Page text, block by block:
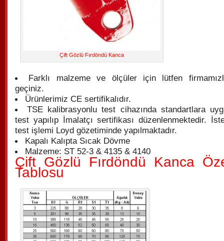
Çift Gözlü Fırdöndü Kanca
Farklı malzeme ve ölçüler için lütfen
geçiniz.
Ürünlerimiz CE sertifikalıdır.
TSE kalibrasyonlu test cihazında standartlara
test yapılıp İmalatçı sertifikası düzenlenmektedir.
test işlemi Loyd gözetiminde yapılmaktadır.
Kapalı Kalıpta Sıcak Dövme
Malzeme: ST 52-3 & 4135 & 4140
Çift Gözlü Fırdöndü Kanca
Tablosu